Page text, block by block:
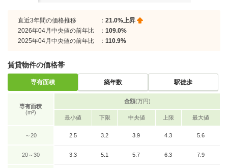
直近3年間の価格推移 ： 21.0%上昇
2026年04月中央値の前年比
： 109.0%
2025年04月中央値の前年比
： 110.9%
賃貸物件の価格帯
専有面積 築年数 駅徒歩
専有面積
(m²)
金額(万円)
最小値 下限 中央値 上限 最大値
～20 2.5 3.2 3.9 4.3 5.6
20～30 3.3 5.1 5.7 6.3 7.9